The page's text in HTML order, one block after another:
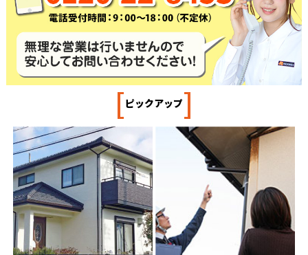
[ピックアップ]